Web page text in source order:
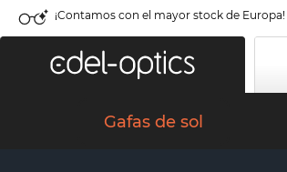
¡Contamos con el mayor stock de Europa!
Gafas de sol